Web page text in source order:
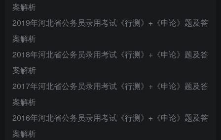
案解析
2019年河北省公务员录用考试《行测》+《申论》题及答
案解析
2018年河北省公务员录用考试《行测》+《申论》题及答
案解析
2017年河北省公务员录用考试《行测》+《申论》题及答
案解析
2016年河北省公务员录用考试《行测》+《申论》题及答
案解析